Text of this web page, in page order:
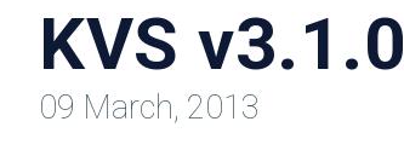
KVS v3.1.0
09 March, 2013